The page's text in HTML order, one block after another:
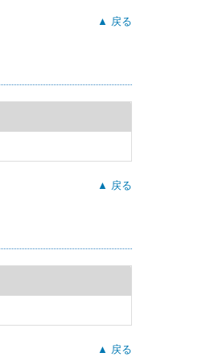
▲ 戻る
▲ 戻る
▲ 戻る